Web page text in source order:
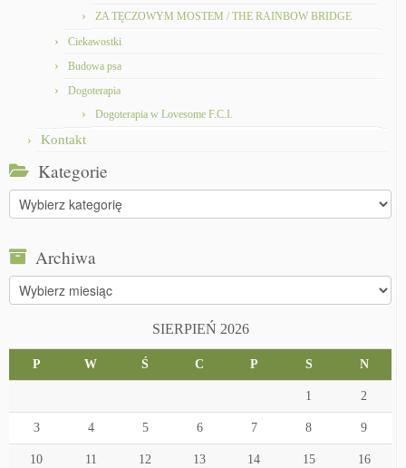
ZA TĘCZOWYM MOSTEM / THE RAINBOW BRIDGE
Ciekawostki
Budowa psa
Dogoterapia
Dogoterapia w Lovesome F.C.I.
Kontakt
Kategorie
Kategorie
Archiwa
Archiwa
SIERPIEŃ 2026
P W Ś C P S N
1 2
3 4 5 6 7 8 9
10 11 12 13 14 15 16